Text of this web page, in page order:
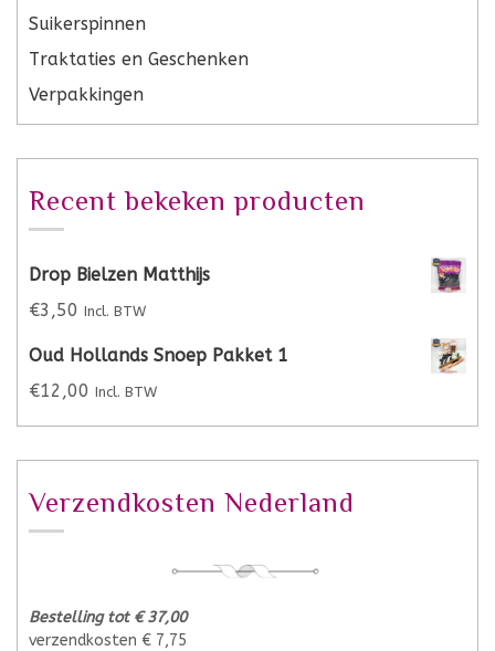
Suikerspinnen
Traktaties en Geschenken
Verpakkingen
Recent bekeken producten
Drop Bielzen Matthijs
€3,50 Incl. BTW
Oud Hollands Snoep Pakket 1
€12,00 Incl. BTW
Verzendkosten Nederland
Bestelling tot € 37,00
verzendkosten € 7,75